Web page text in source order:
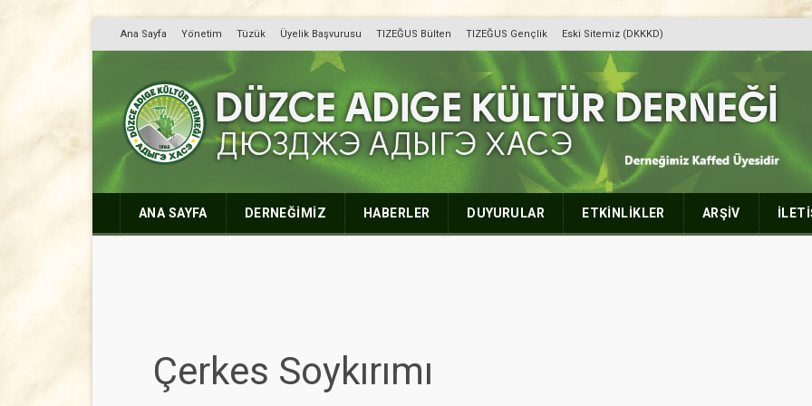
Ana Sayfa Yönetim Tüzük Üyelik Başvurusu TIZEĞUS Bülten TIZEĞUS Gençlik Eski Sitemiz (DKKKD)
Düzce Adıge Kültür Derneği
ANA SAYFA DERNEĞİMİZ HABERLER DUYURULAR ETKİNLİKLER ARŞİV
Çerkes Soykırımı